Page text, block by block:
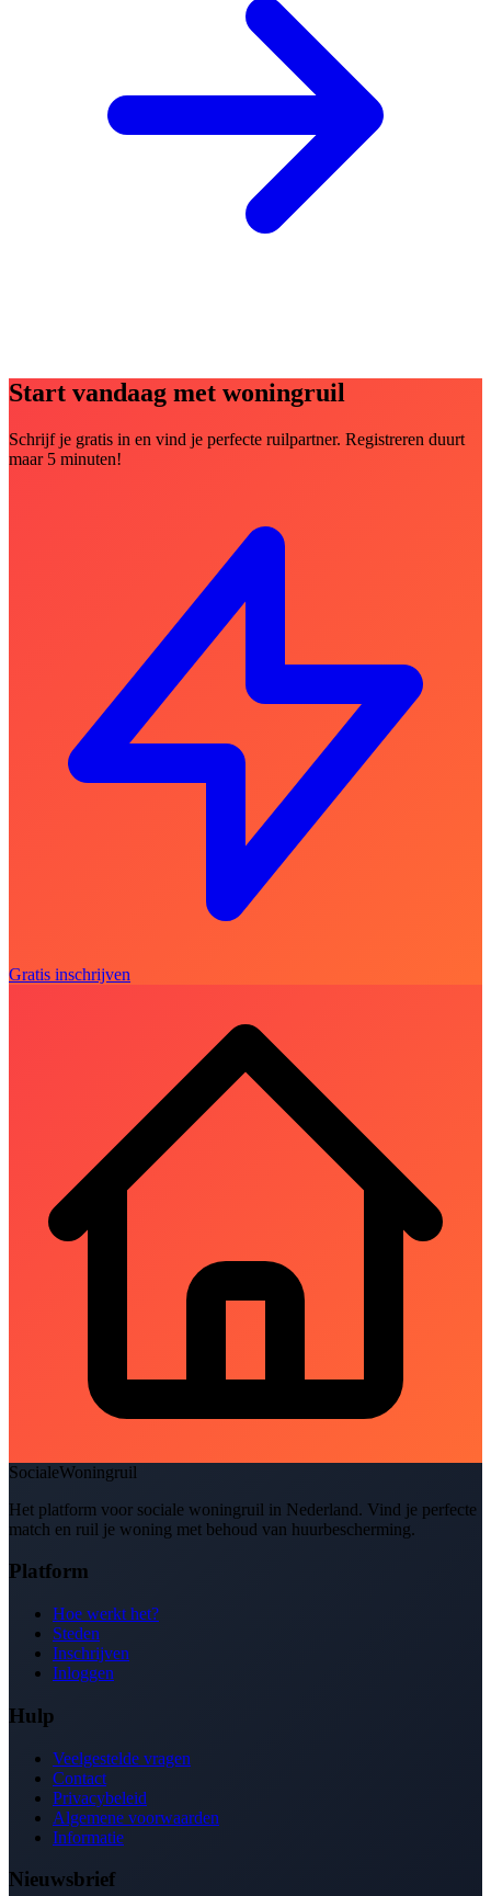
Start vandaag met woningruil
Schrijf je gratis in en vind je perfecte ruilpartner. Registreren duurt
maar 5 minuten!
Gratis inschrijven
SocialeWoningruil
Het platform voor sociale woningruil in Nederland. Vind je perfecte
match en ruil je woning met behoud van huurbescherming.
Platform
Hoe werkt het?
Steden
Inschrijven
Inloggen
Hulp
Veelgestelde vragen
Contact
Privacybeleid
Algemene voorwaarden
Informatie
Nieuwsbrief